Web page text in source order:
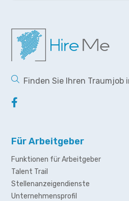
Finden Sie Ihren Traumjob
Für Arbeitgeber
Funktionen für Arbeitgeber
Talent Trail
Stellenanzeigendienste
Unternehmensprofil